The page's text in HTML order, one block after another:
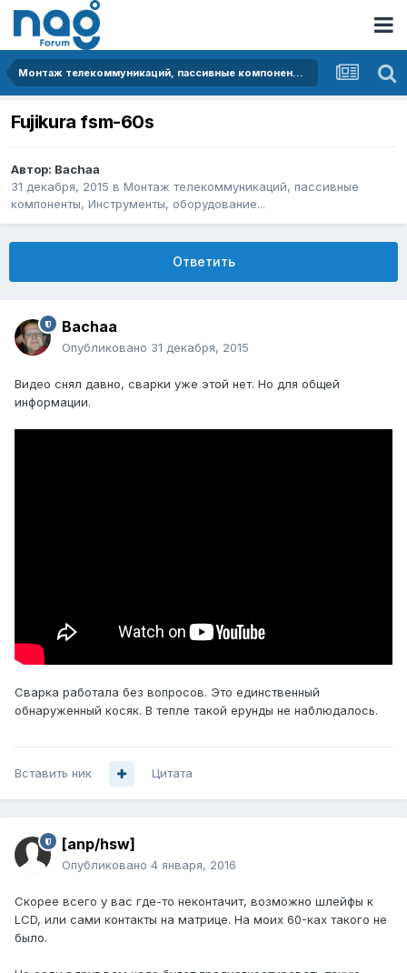
Монтаж телекоммуникаций, пассивные компоненты, Инструменты, оборудование...
Fujikura fsm-60s
Автор: Bachaa
31 декабря, 2015 в Монтаж телекоммуникаций, пассивные
компоненты, Инструменты, оборудование...
Ответить
Bachaa
Опубликовано 31 декабря, 2015
Видео снял давно, сварки уже этой нет. Но для общей
информации.
Сварка работала без вопросов. Это единственный
обнаруженный косяк. В тепле такой ерунды не наблюдалось.
Вставить ник Цитата
[anp/hsw]
Опубликовано 4 января, 2016
Скорее всего у вас где-то неконтачит, возможно шлейфы к
LCD, или сами контакты на матрице. На моих 60-ках такого не
было.